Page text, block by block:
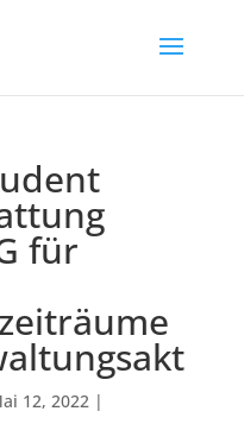
für
12, 2022|